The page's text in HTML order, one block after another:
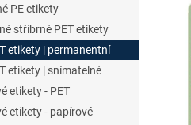
PE etikety
stříbrné PET etikety
etikety | permanentní
etikety | snímatelné
etikety - PET
etikety - papírové